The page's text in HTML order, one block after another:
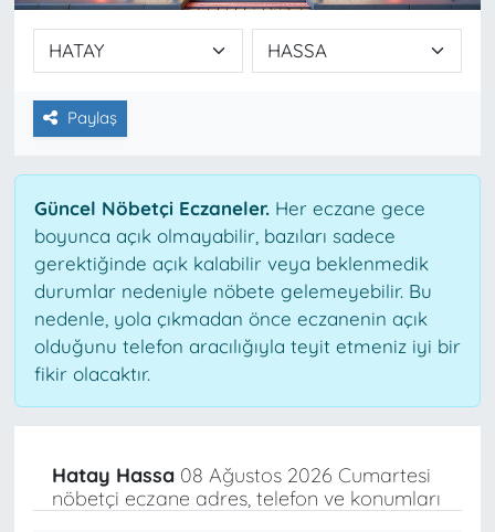
Paylaş
Güncel Nöbetçi Eczaneler.Her eczane gece
boyunca açık olmayabilir, bazıları sadece
gerektiğinde açık kalabilir veya beklenmedik
durumlar nedeniyle nöbete gelemeyebilir. Bu
nedenle, yola çıkmadan önce eczanenin açık
olduğunu telefon aracılığıyla teyit etmeniz iyi bir
fikir olacaktır.
Hatay Hassa08 Ağustos 2026 Cumartesi
nöbetçi eczane adres, telefon ve konumları